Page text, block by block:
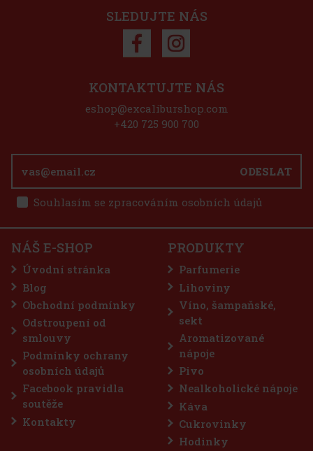
Kč
SLEDUJTE NÁS
ODESLAT
Souhlasím se zpracováním osobních údajů
KONTAKTUJTE NÁS
eshop@excaliburshop.com
+420 725 900 700
NÁŠ E-SHOP
Úvodní stránka
Blog
Obchodní podmínky
Odstroupení od
smlouvy
Podmínky ochrany
osobních údajů
Facebook pravidla
soutěže
Kontakty
PRODUKTY
Parfumerie
Lihoviny
Víno, šampaňské,
sekt
Aromatizované
nápoje
Pivo
Nealkoholické nápoje
Káva
Cukrovinky
Hodinky